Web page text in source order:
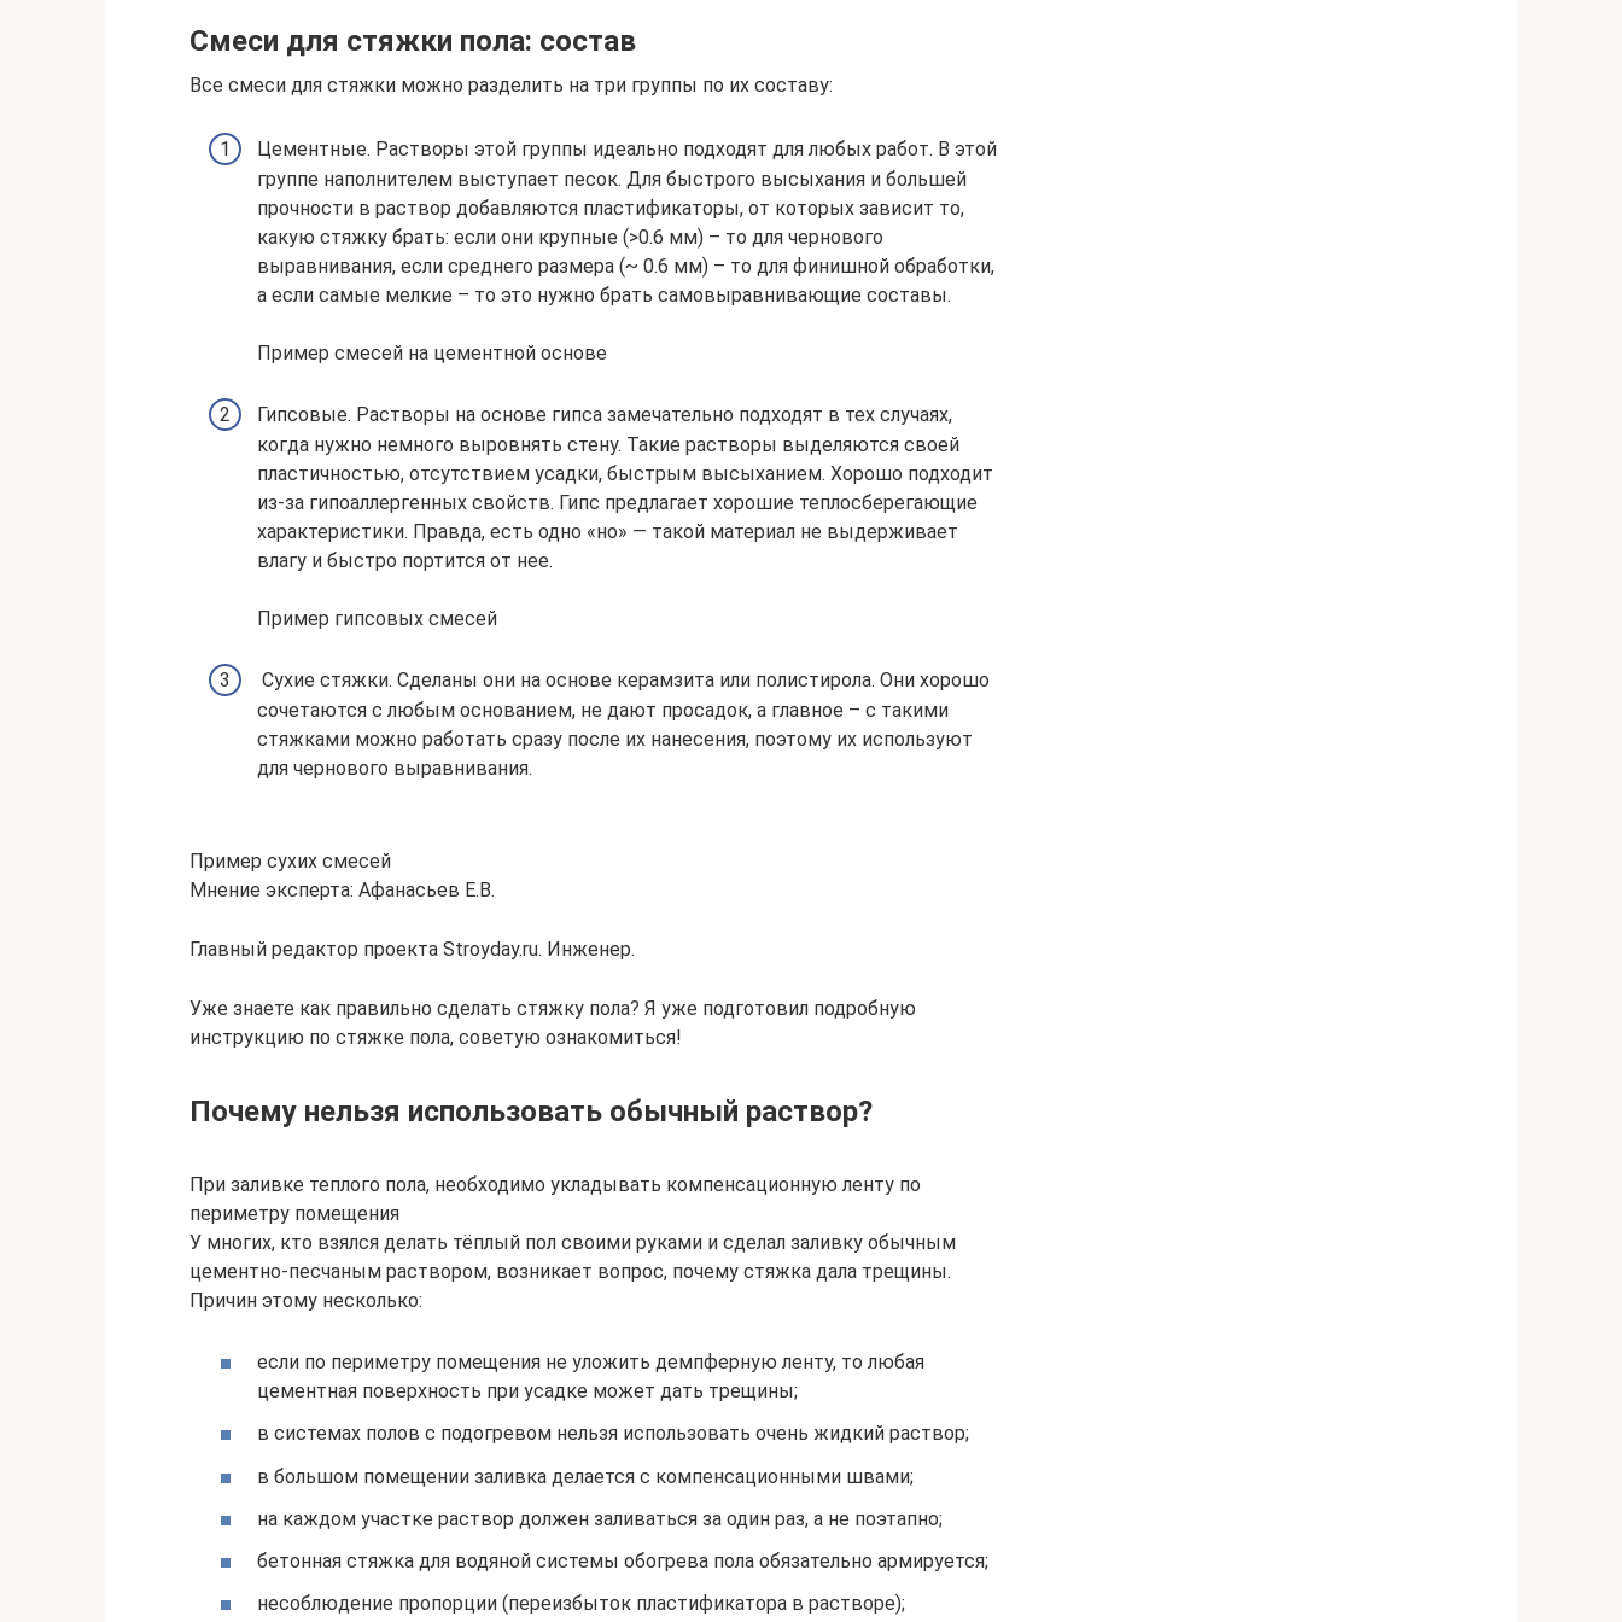
Смеси для стяжки пола: состав
Все смеси для стяжки можно разделить на три группы по их составу:
Цементные. Растворы этой группы идеально подходят для любых работ. В этой
группе наполнителем выступает песок. Для быстрого высыхания и большей
прочности в раствор добавляются пластификаторы, от которых зависит то,
какую стяжку брать: если они крупные (>0.6 мм) – то для чернового
выравнивания, если среднего размера (~ 0.6 мм) – то для финишной обработки,
а если самые мелкие – то это нужно брать самовыравнивающие составы.
Пример смесей на цементной основе
Гипсовые. Растворы на основе гипса замечательно подходят в тех случаях,
когда нужно немного выровнять стену. Такие растворы выделяются своей
пластичностью, отсутствием усадки, быстрым высыханием. Хорошо подходит
из-за гипоаллергенных свойств. Гипс предлагает хорошие теплосберегающие
характеристики. Правда, есть одно «но» — такой материал не выдерживает
влагу и быстро портится от нее.
Пример гипсовых смесей
Сухие стяжки. Сделаны они на основе керамзита или полистирола. Они хорошо
сочетаются с любым основанием, не дают просадок, а главное – с такими
стяжками можно работать сразу после их нанесения, поэтому их используют
для чернового выравнивания.
Пример сухих смесей
Мнение эксперта: Афанасьев Е.В.
Главный редактор проекта Stroyday.ru. Инженер.
Уже знаете как правильно сделать стяжку пола? Я уже подготовил подробную
инструкцию по стяжке пола, советую ознакомиться!
Почему нельзя использовать обычный раствор?
При заливке теплого пола, необходимо укладывать компенсационную ленту по
периметру помещения
У многих, кто взялся делать тёплый пол своими руками и сделал заливку обычным
цементно-песчаным раствором, возникает вопрос, почему стяжка дала трещины.
Причин этому несколько:
если по периметру помещения не уложить демпферную ленту, то любая
цементная поверхность при усадке может дать трещины;
в системах полов с подогревом нельзя использовать очень жидкий раствор;
в большом помещении заливка делается с компенсационными швами;
на каждом участке раствор должен заливаться за один раз, а не поэтапно;
бетонная стяжка для водяной системы обогрева пола обязательно армируется;
несоблюдение пропорции (переизбыток пластификатора в растворе);